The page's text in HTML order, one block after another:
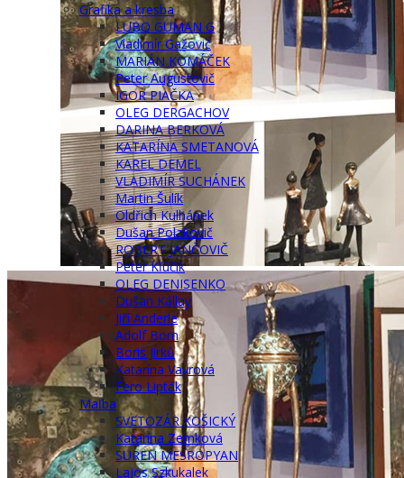
Grafika a kresba
LUBO GUMAN G
Vladimír Gažovič
MARIÁN KOMÁČEK
Peter Augustovič
IGOR PIAČKA
OLEG DERGACHOV
DARINA BERKOVÁ
KATARÍNA SMETANOVÁ
KAREL DEMEL
VLADIMÍR SUCHÁNEK
Martin Šulík
Oldřich Kulhánek
Dušan Polakovič
ROBERT JANČOVIČ
Peter Kľúčik
OLEG DENISENKO
Dušan Kállay
Jiří Anderle
Adolf Born
Boris Jirků
Katarína Vavrová
Fero Lipták
Maľba
SVETOZÁR KOŠICKÝ
Katarína Zemková
SUREN MESROPYAN
Lajos Szkukalek